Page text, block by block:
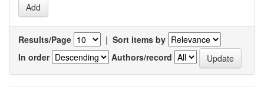
Results/Page | Sort items by
In order
Authors/record